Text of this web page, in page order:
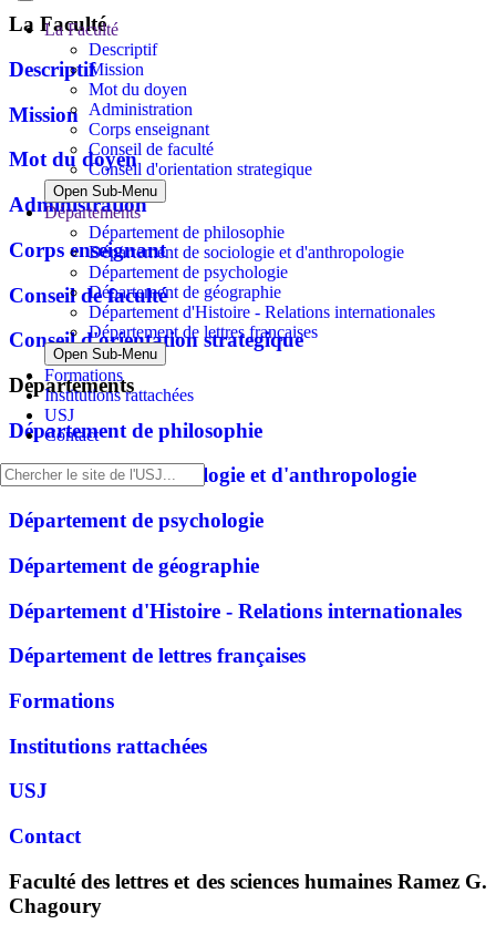
La Faculté
Descriptif
Mission
Mot du doyen
Administration
Corps enseignant
Conseil de faculté
Conseil d'orientation strategique
Open Sub-Menu
Départements
Département de philosophie
Département de sociologie et d'anthropologie
Département de psychologie
Département de géographie
Département d'Histoire - Relations internationales
Département de lettres françaises
Open Sub-Menu
Formations
Institutions rattachées
USJ
Contact
La Faculté
Descriptif
Mission
Mot du doyen
Administration
Corps enseignant
Conseil de faculté
Conseil d'orientation strategique
Départements
Département de philosophie
Département de sociologie et d'anthropologie
Département de psychologie
Département de géographie
Département d'Histoire - Relations internationales
Département de lettres françaises
Formations
Institutions rattachées
USJ
Contact
Faculté des lettres et des sciences humaines Ramez G.
Chagoury